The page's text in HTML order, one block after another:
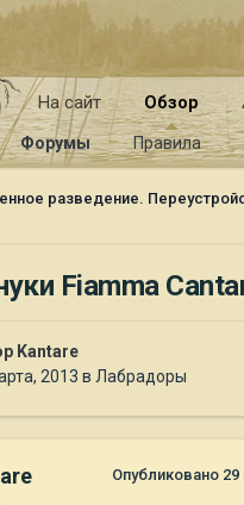
На сайт Обзор
Форумы Правила
разведение.
Fiamma
Kantare
2013 в Лабрадоры
Опубликовано 29